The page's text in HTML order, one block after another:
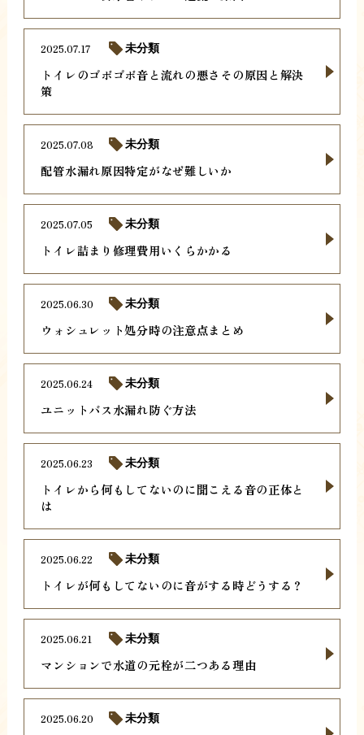
トイレのゴボゴボ音と流れの悪さその原因と解決
策
2025.07.17 未分類
配管水漏れ原因特定がなぜ難しいか
2025.07.08 未分類
トイレ詰まり修理費用いくらかかる
2025.07.05 未分類
ウォシュレット処分時の注意点まとめ
2025.06.30 未分類
ユニットバス水漏れ防ぐ方法
2025.06.24 未分類
トイレから何もしてないのに聞こえる音の正体と
は
2025.06.23 未分類
トイレが何もしてないのに音がする時どうする？
2025.06.22 未分類
マンションで水道の元栓が二つある理由
2025.06.21 未分類
2025.06.20 未分類